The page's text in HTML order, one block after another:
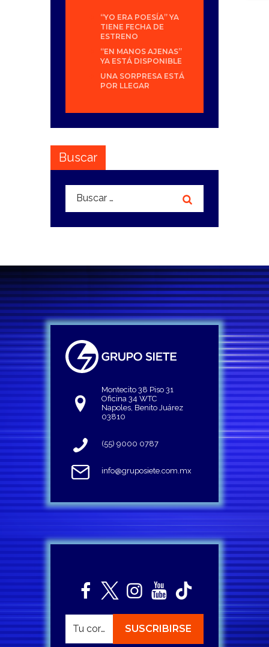
“YO ERA POESÍA” YA
TIENE FECHA DE
ESTRENO
“EN MANOS AJENAS”
YA ESTÁ DISPONIBLE
UNA SORPRESA ESTÁ
POR LLEGAR
Buscar
Buscar:
Montecito 38 Piso 31
Oficina 34 WTC
Napoles, Benito Juárez
03810
(55) 9000 0787
info@gruposiete.com.mx